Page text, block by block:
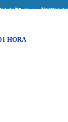
HORA